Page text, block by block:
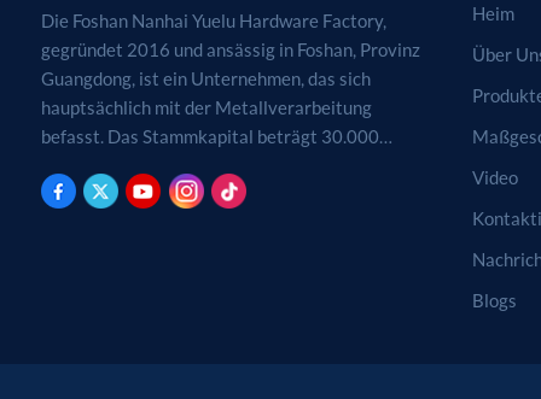
Die Foshan Nanhai Yuelu Hardware Factory,
gegründet 2016 und ansässig in Foshan, Provinz
Guangdong, ist ein Unternehmen, das sich
hauptsächlich mit der Metallverarbeitung
befasst. Das Stammkapital beträgt 30.000
Produktion und der Vertrieb von
Heim
Über
Video
Blogs